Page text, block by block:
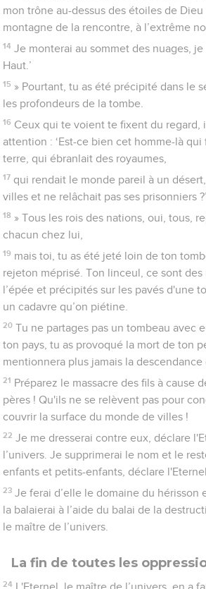
mon trône au-dessus des étoiles de
montagne de la rencontre, à l’extrême
14 Je monterai au sommet des nuages, je
Haut.’
15 » Pourtant, tu as été précipité dans le
les profondeurs de la tombe.
16 Ceux qui te voient te fixent du regard,
attention : ‘Est-ce bien cet homme-là
terre, qui ébranlait des royaumes,
17 qui rendait le monde pareil à un
villes et ne relâchait pas ses prisonniers ?’
18 » Tous les rois des nations, oui, tous,
chacun chez lui,
19 mais toi, tu as été jeté loin de ton
rejeton méprisé. Ton linceul, ce sont des
l’épée et précipités sur les pavés d'une
un cadavre qu’on piétine.
20 Tu ne partages pas un tombeau avec
ton pays, tu as provoqué la mort de ton
mentionnera plus jamais la descendance
21 Préparez le massacre des fils à cause
pères ! Qu'ils ne se relèvent pas pour
couvrir la surface du monde de villes !
22 Je me dresserai contre eux, déclare
l’univers. Je supprimerai le nom et le
enfants et petits-enfants, déclare l'Eternel.
23 Je ferai d’elle le domaine du hérisson
la balaierai à l’aide du balai de la
le maître de l’univers.
La fin de toutes les
24 L'Eternel, le maître de l’univers, en a